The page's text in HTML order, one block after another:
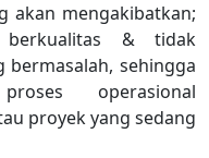
akan mengakibatkan;
berkualitas & tidak
sehingga
operasional
proyek yang sedang